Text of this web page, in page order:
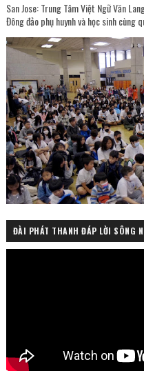
San Jose: Trung Tâm Việt Ngữ Văn
Đông đảo phụ huynh và học sinh cùng
ĐÀI PHÁT THANH ĐÁP LỜI SÔNG